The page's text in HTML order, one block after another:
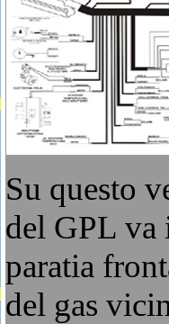
Su questo
del GPL va
paratia
del gas